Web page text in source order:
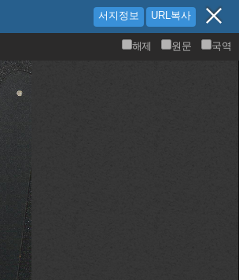
서지정보 URL복사
해제 원문 국역